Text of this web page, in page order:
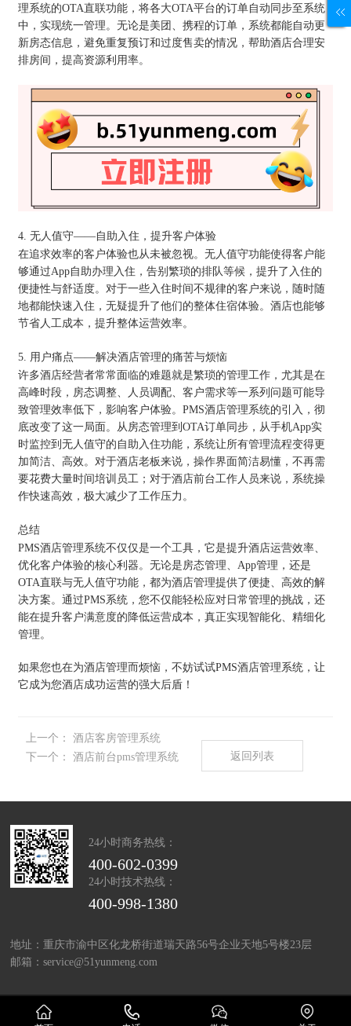
理系统的OTA直联功能，将各大OTA平台的订单自动同步至系统
中，实现统一管理。无论是美团、携程的订单，系统都能自动更
新房态信息，避免重复预订和过度售卖的情况，帮助酒店合理安
排房间，提高资源利用率。
4. 无人值守——自助入住，提升客户体验
在追求效率的客户体验也从未被忽视。无人值守功能使得客户能
够通过App自助办理入住，告别繁琐的排队等候，提升了入住的
便捷性与舒适度。对于一些入住时间不规律的客户来说，随时随
地都能快速入住，无疑提升了他们的整体住宿体验。酒店也能够
节省人工成本，提升整体运营效率。
5. 用户痛点——解决酒店管理的痛苦与烦恼
许多酒店经营者常常面临的难题就是繁琐的管理工作，尤其是在
高峰时段，房态调整、人员调配、客户需求等一系列问题可能导
致管理效率低下，影响客户体验。PMS酒店管理系统的引入，彻
底改变了这一局面。从房态管理到OTA订单同步，从手机App实
时监控到无人值守的自助入住功能，系统让所有管理流程变得更
加简洁、高效。对于酒店老板来说，操作界面简洁易懂，不再需
要花费大量时间培训员工；对于酒店前台工作人员来说，系统操
作快速高效，极大减少了工作压力。
总结
PMS酒店管理系统不仅仅是一个工具，它是提升酒店运营效率、
优化客户体验的核心利器。无论是房态管理、App管理，还是
OTA直联与无人值守功能，都为酒店管理提供了便捷、高效的解
决方案。通过PMS系统，您不仅能轻松应对日常管理的挑战，还
能在提升客户满意度的降低运营成本，真正实现智能化、精细化
管理。
如果您也在为酒店管理而烦恼，不妨试试PMS酒店管理系统，让
它成为您酒店成功运营的强大后盾！
上一个：
酒店客房管理系统
下一个：
酒店前台pms管理系统 返回列表
24小时商务热线：
400-602-0399
24小时技术热线：
400-998-1380
地址：重庆市渝中区化龙桥街道瑞天路56号企业天地5号楼23层
邮箱：service@51yunmeng.com
© 2021-2024 重庆钱易科技有限公司